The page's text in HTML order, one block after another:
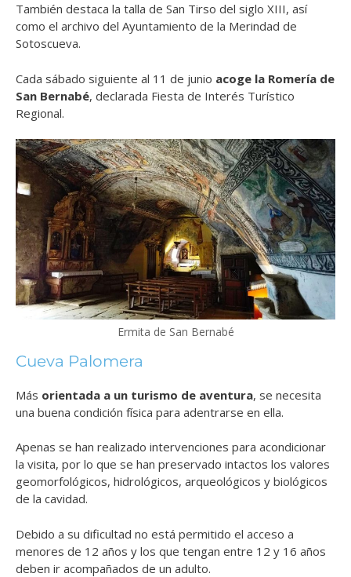
También destaca la talla de San Tirso del siglo XIII, así
como el archivo del Ayuntamiento de la Merindad de
Sotoscueva.
Cada sábado siguiente al 11 de junio acoge la Romería de
San Bernabé, declarada Fiesta de Interés Turístico
Regional.
Ermita de San Bernabé
Cueva Palomera
Más orientada a un turismo de aventura, se necesita
una buena condición física para adentrarse en ella.
Apenas se han realizado intervenciones para acondicionar
la visita, por lo que se han preservado intactos los valores
geomorfológicos, hidrológicos, arqueológicos y biológicos
de la cavidad.
Debido a su dificultad no está permitido el acceso a
menores de 12 años y los que tengan entre 12 y 16 años
deben ir acompañados de un adulto.